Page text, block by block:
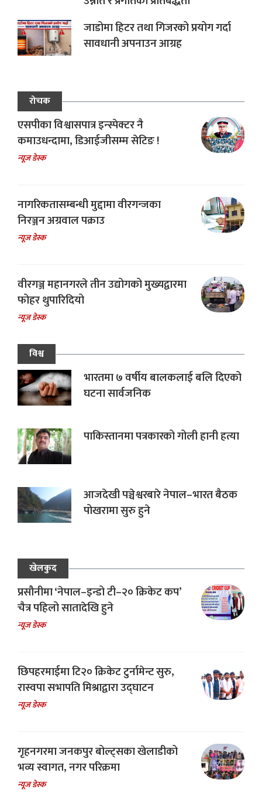
जाडोमा हिटर तथा गिजरको प्रयोग गर्दा
सावधानी अपनाउन आग्रह
रोचक
एसपीका विश्वासपात्र इन्स्पेक्टर नै
कमाउधन्दामा, डिआईजीसम्म सेटिङ !
न्यूज डेस्क
नागरिकतासम्बन्धी मुद्दामा वीरगन्जका
निरञ्जन अग्रवाल पक्राउ
न्यूज डेस्क
वीरगञ्ज महानगरले तीन उद्योगको मुख्यद्वारमा
फोहर थुपारिदियो
न्यूज डेस्क
विश्व
भारतमा ७ वर्षीय बालकलाई बलि दिएको
घटना सार्वजनिक
पाकिस्तानमा पत्रकारको गोली हानी हत्या
आजदेखी पञ्चेश्वरबारे नेपाल–भारत बैठक
पोखरामा सुरु हुने
खेलकुद
प्रसौनीमा ‘नेपाल–इन्डो टी–२० क्रिकेट कप’
चैत्र पहिलो सातादेखि हुने
न्यूज डेस्क
छिपहरमाईमा टि२० क्रिकेट टुर्नामेन्ट सुरु,
रास्वपा सभापति मिश्राद्वारा उद्घाटन
न्यूज डेस्क
गृहनगरमा जनकपुर बोल्ट्सका खेलाडीको
भव्य स्वागत, नगर परिक्रमा
न्यूज डेस्क